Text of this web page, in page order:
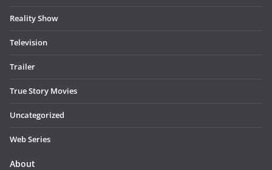
Reality Show
Television
Trailer
True Story Movies
Uncategorized
Web Series
About